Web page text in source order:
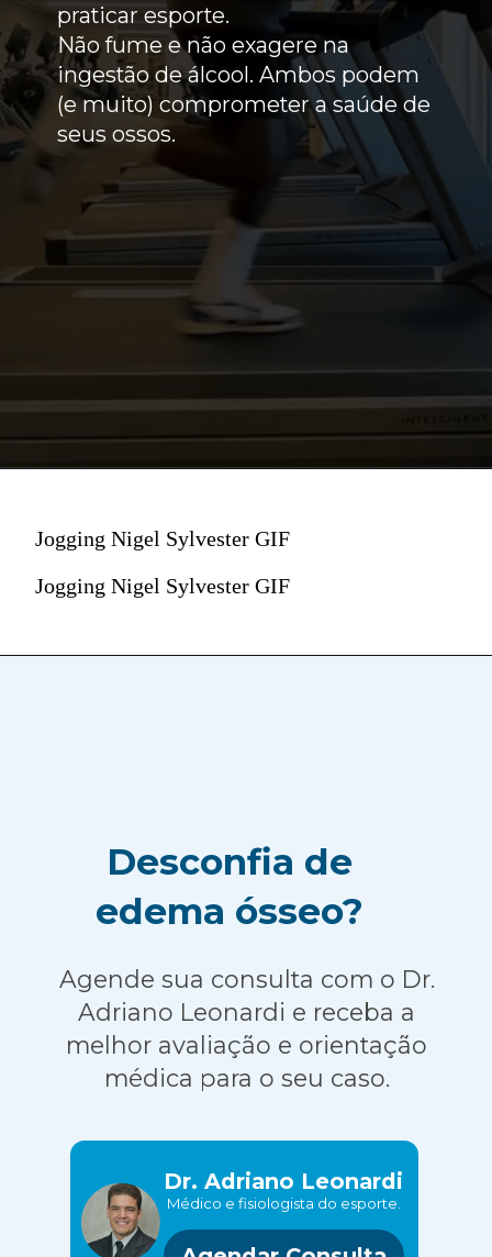
praticar esporte.
Não fume e não exagere na
ingestão de álcool. Ambos podem
(e muito) comprometer a saúde de
seus ossos.
Jogging Nigel Sylvester GIF
Jogging Nigel Sylvester GIF
Desconfia de
edema ósseo?
Agende sua consulta com o Dr.
Adriano Leonardi e receba a
melhor avaliação e orientação
médica para o seu caso.
Dr. Adriano Leonardi
Médico e fisiologista do esporte.